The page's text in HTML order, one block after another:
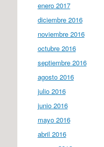
enero 2017
diciembre 2016
noviembre 2016
octubre 2016
septiembre 2016
agosto 2016
julio 2016
junio 2016
mayo 2016
abril 2016